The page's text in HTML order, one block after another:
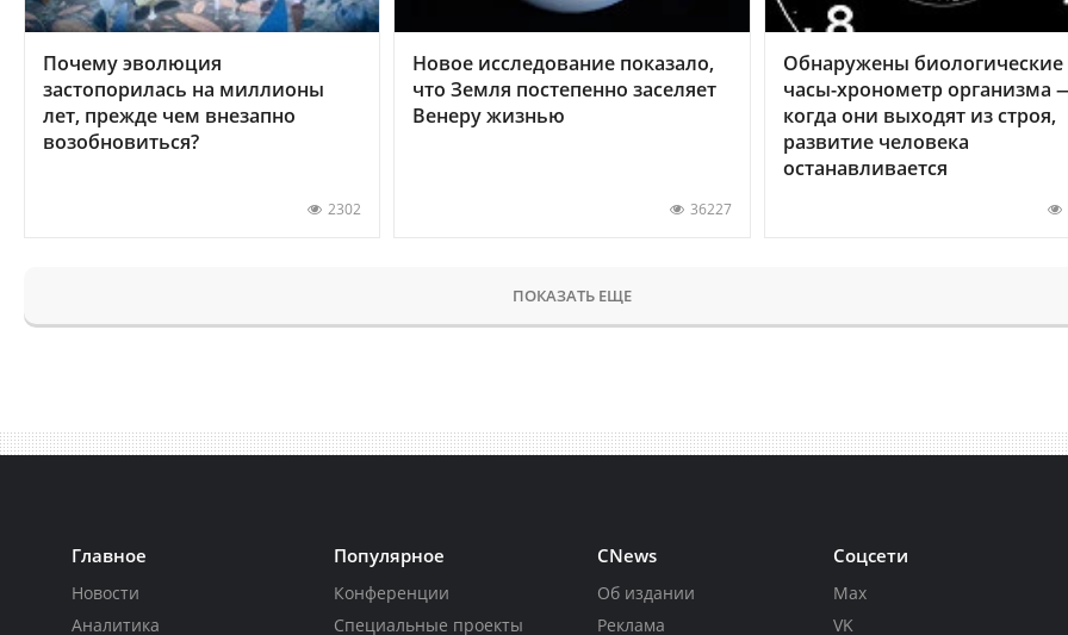
Почему эволюция
застопорилась на миллионы
лет, прежде чем внезапно
возобновиться?
2302
Новое исследование показало,
что Земля постепенно заселяет
Венеру жизнью
36227
Обнаружены биологические
часы-хронометр организма
когда они выходят из строя,
развитие человека
останавливается
ПОКАЗАТЬ ЕЩЕ
Главное
Новости
Аналитика
Популярное
Конференции
Специальные проекты
CNews
Об издании
Реклама
Соцсети
Max
VK